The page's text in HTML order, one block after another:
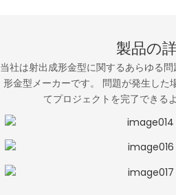
製品の
当社は射出成形金型に関するあらゆる
形金型メーカーです。 問題が発生した
てプロジェクトを完了できる